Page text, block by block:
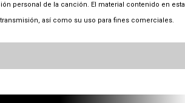
personal de la canción. El material contenido en esta
así como su uso para fines comerciales.